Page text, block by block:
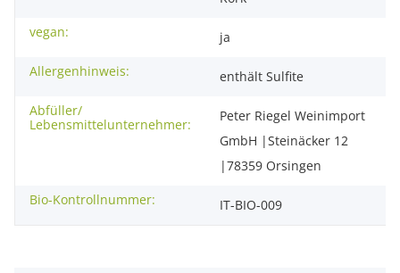
vegan:
ja
Allergenhinweis:
enthält Sulfite
Abfüller/
Lebensmittelunternehmer:
Peter Riegel Weinimport
GmbH |Steinäcker 12
|78359 Orsingen
Bio-Kontrollnummer:
IT-BIO-009